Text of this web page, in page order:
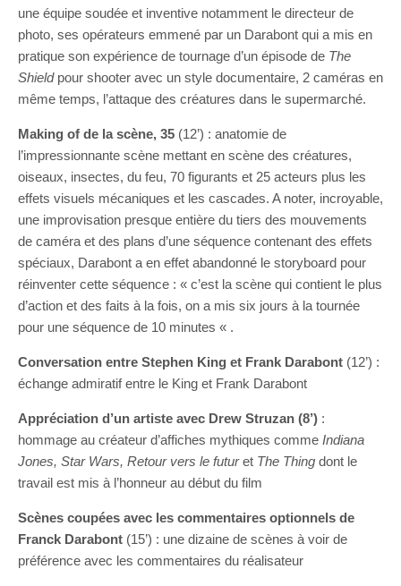
une équipe soudée et inventive notamment le directeur de
photo, ses opérateurs emmené par un Darabont qui a mis en
pratique son expérience de tournage d’un épisode de The
Shield pour shooter avec un style documentaire, 2 caméras en
même temps, l’attaque des créatures dans le supermarché.
Making of de la scène, 35 (12’) : anatomie de
l’impressionnante scène mettant en scène des créatures,
oiseaux, insectes, du feu, 70 figurants et 25 acteurs plus les
effets visuels mécaniques et les cascades. A noter, incroyable,
une improvisation presque entière du tiers des mouvements
de caméra et des plans d’une séquence contenant des effets
spéciaux, Darabont a en effet abandonné le storyboard pour
réinventer cette séquence : « c’est la scène qui contient le plus
d’action et des faits à la fois, on a mis six jours à la tournée
pour une séquence de 10 minutes « .
Conversation entre Stephen King et Frank Darabont (12’) :
échange admiratif entre le King et Frank Darabont
Appréciation d’un artiste avec Drew Struzan (8’) :
hommage au créateur d’affiches mythiques comme Indiana
Jones, Star Wars, Retour vers le futuret The Thing dont le
travail est mis à l’honneur au début du film
Scènes coupées avec les commentaires optionnels de
Franck Darabont (15’) : une dizaine de scènes à voir de
préférence avec les commentaires du réalisateur